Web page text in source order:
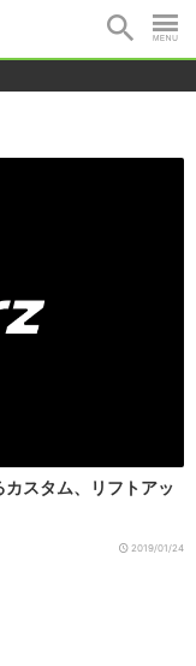
スタム、リフトアッ
2019/01/24